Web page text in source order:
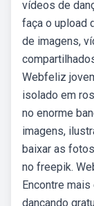
vídeos de
faça o upload
de imagens,
Webfeliz
isolado em
no enorme
imagens,
baixar as
no freepik.
Encontre
dançando